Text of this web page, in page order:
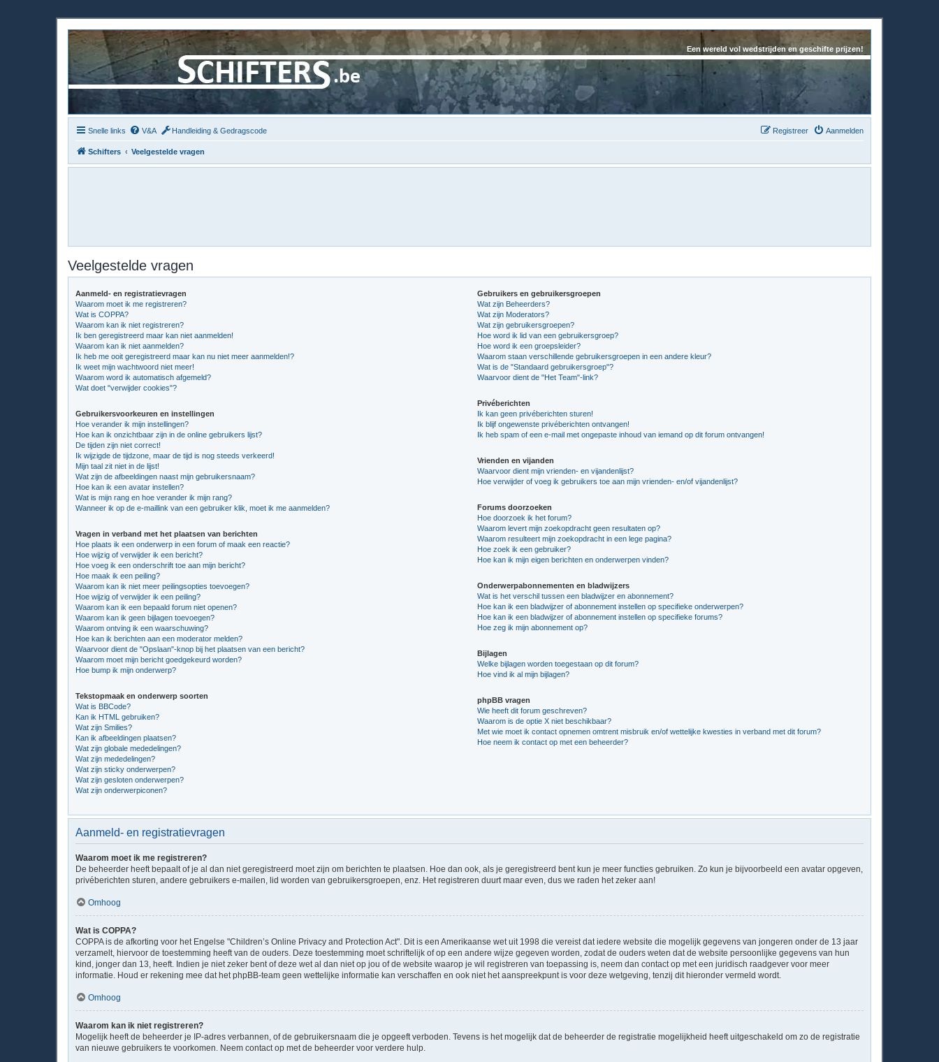
Een wereld vol wedstrijden en geschifte prijzen!
Snelle links V&A Handleiding & Gedragscode Aanmelden
Registreer
Schifters Veelgestelde vragen
Veelgestelde vragen
Aanmeld- en registratievragen
Waarom moet ik me registreren?
Wat is COPPA?
Waarom kan ik niet registreren?
Ik ben geregistreerd maar kan niet aanmelden!
Waarom kan ik niet aanmelden?
Ik heb me ooit geregistreerd maar kan nu niet meer aanmelden!?
Ik weet mijn wachtwoord niet meer!
Waarom word ik automatisch afgemeld?
Wat doet "verwijder cookies"?
Gebruikersvoorkeuren en instellingen
Hoe verander ik mijn instellingen?
Hoe kan ik onzichtbaar zijn in de online gebruikers lijst?
De tijden zijn niet correct!
Ik wijzigde de tijdzone, maar de tijd is nog steeds verkeerd!
Mijn taal zit niet in de lijst!
Wat zijn de afbeeldingen naast mijn gebruikersnaam?
Hoe kan ik een avatar instellen?
Wat is mijn rang en hoe verander ik mijn rang?
Wanneer ik op de e-maillink van een gebruiker klik, moet ik me aanmelden?
Vragen in verband met het plaatsen van berichten
Hoe plaats ik een onderwerp in een forum of maak een reactie?
Hoe wijzig of verwijder ik een bericht?
Hoe voeg ik een onderschrift toe aan mijn bericht?
Hoe maak ik een peiling?
Waarom kan ik niet meer peilingsopties toevoegen?
Hoe wijzig of verwijder ik een peiling?
Waarom kan ik een bepaald forum niet openen?
Waarom kan ik geen bijlagen toevoegen?
Waarom ontving ik een waarschuwing?
Hoe kan ik berichten aan een moderator melden?
Waarvoor dient de "Opslaan"-knop bij het plaatsen van een bericht?
Waarom moet mijn bericht goedgekeurd worden?
Hoe bump ik mijn onderwerp?
Tekstopmaak en onderwerp soorten
Wat is BBCode?
Kan ik HTML gebruiken?
Wat zijn Smilies?
Kan ik afbeeldingen plaatsen?
Wat zijn globale mededelingen?
Wat zijn mededelingen?
Wat zijn sticky onderwerpen?
Wat zijn gesloten onderwerpen?
Wat zijn onderwerpiconen?
Gebruikers en gebruikersgroepen
Wat zijn Beheerders?
Wat zijn Moderators?
Wat zijn gebruikersgroepen?
Hoe word ik lid van een gebruikersgroep?
Hoe word ik een groepsleider?
Waarom staan verschillende gebruikersgroepen in een andere kleur?
Wat is de "Standaard gebruikersgroep"?
Waarvoor dient de "Het Team"-link?
Privéberichten
Ik kan geen privéberichten sturen!
Ik blijf ongewenste privéberichten ontvangen!
Ik heb spam of een e-mail met ongepaste inhoud van iemand op dit forum ontvangen!
Vrienden en vijanden
Waarvoor dient mijn vrienden- en vijandenlijst?
Hoe verwijder of voeg ik gebruikers toe aan mijn vrienden- en/of vijandenlijst?
Forums doorzoeken
Hoe doorzoek ik het forum?
Waarom levert mijn zoekopdracht geen resultaten op?
Waarom resulteert mijn zoekopdracht in een lege pagina?
Hoe zoek ik een gebruiker?
Hoe kan ik mijn eigen berichten en onderwerpen vinden?
Onderwerpabonnementen en bladwijzers
Wat is het verschil tussen een bladwijzer en abonnement?
Hoe kan ik een bladwijzer of abonnement instellen op specifieke onderwerpen?
Hoe kan ik een bladwijzer of abonnement instellen op specifieke forums?
Hoe zeg ik mijn abonnement op?
Bijlagen
Welke bijlagen worden toegestaan op dit forum?
Hoe vind ik al mijn bijlagen?
phpBB vragen
Wie heeft dit forum geschreven?
Waarom is de optie X niet beschikbaar?
Met wie moet ik contact opnemen omtrent misbruik en/of wettelijke kwesties in verband met dit forum?
Hoe neem ik contact op met een beheerder?
Aanmeld- en registratievragen
Waarom moet ik me registreren?
De beheerder heeft bepaalt of je al dan niet geregistreerd moet zijn om berichten te plaatsen. Hoe dan ook, als je geregistreerd bent kun je meer functies gebruiken. Zo kun je bijvoorbeeld een avatar opgeven,
privéberichten sturen, andere gebruikers e-mailen, lid worden van gebruikersgroepen, enz. Het registreren duurt maar even, dus we raden het zeker aan!
Omhoog
Wat is COPPA?
COPPA is de afkorting voor het Engelse "Children’s Online Privacy and Protection Act". Dit is een Amerikaanse wet uit 1998 die vereist dat iedere website die mogelijk gegevens van jongeren onder de 13 jaar
verzamelt, hiervoor de toestemming heeft van de ouders. Deze toestemming moet schriftelijk of op een andere wijze gegeven worden, zodat de ouders weten dat de website persoonlijke gegevens van hun
kind, jonger dan 13, heeft. Indien je niet zeker bent of deze wet al dan niet op jou of de website waarop je wil registreren van toepassing is, neem dan contact op met een juridisch raadgever voor meer
informatie. Houd er rekening mee dat het phpBB-team geen wettelijke informatie kan verschaffen en ook niet het aanspreekpunt is voor deze wetgeving, tenzij dit hieronder vermeld wordt.
Omhoog
Waarom kan ik niet registreren?
Mogelijk heeft de beheerder je IP-adres verbannen, of de gebruikersnaam die je opgeeft verboden. Tevens is het mogelijk dat de beheerder de registratie mogelijkheid heeft uitgeschakeld om zo de registratie
van nieuwe gebruikers te voorkomen. Neem contact op met de beheerder voor verdere hulp.